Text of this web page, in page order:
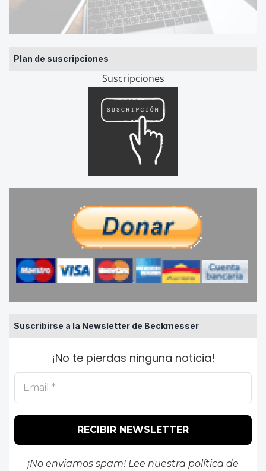
Plan de suscripciones
Suscripciones
Suscribirse a la Newsletter de Beckmesser
¡No te pierdas ninguna noticia!
¡No enviamos spam! Lee nuestra política de